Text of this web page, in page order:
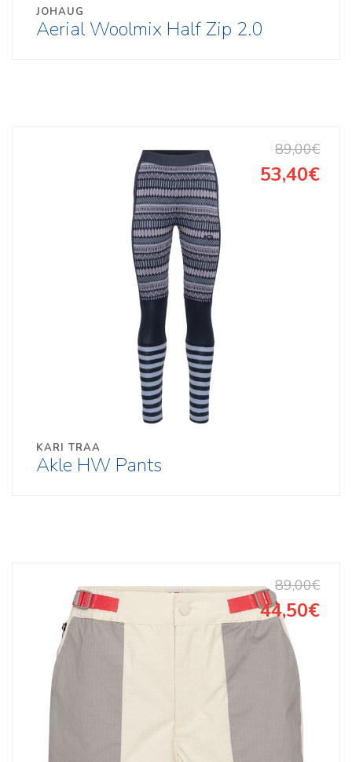
JOHAUG
Aerial Woolmix Half Zip 2.0
KARI TRAA
Akle HW Pants
89,00€
53,40€
89,00€
44,50€